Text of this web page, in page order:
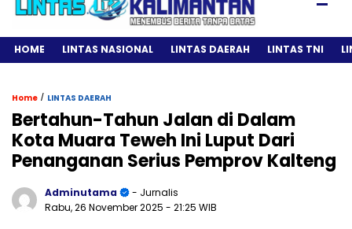
HOME LINTAS NASIONAL LINTAS DAERAH LINTAS TNI
Home / LINTAS DAERAH
Bertahun-Tahun Jalan di Dalam
Kota Muara Teweh Ini Luput Dari
Penanganan Serius Pemprov Kalteng
Adminutama
- Jurnalis
Rabu, 26 November 2025 - 21:25 WIB